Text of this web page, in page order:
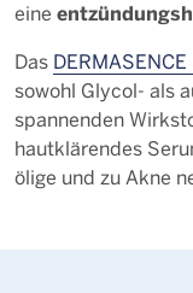
eine
Das
sowohl Glycol- als
spannenden
hautklärendes
ölige und zu Akne